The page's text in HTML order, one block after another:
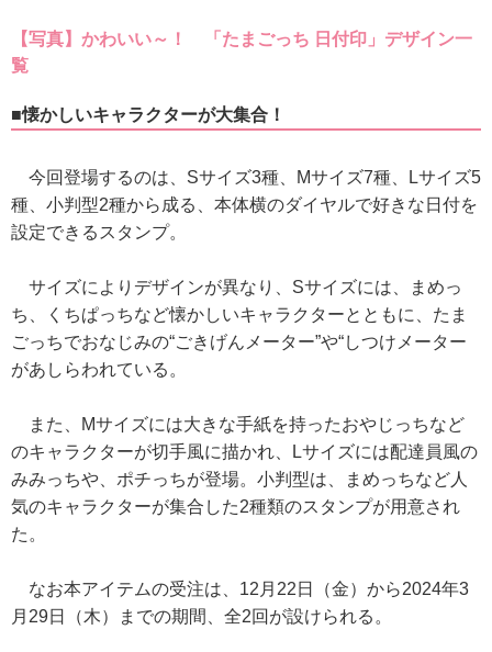
【写真】かわいい～！ 「たまごっち 日付印」デザイン一
覧
■懐かしいキャラクターが大集合！
今回登場するのは、Sサイズ3種、Mサイズ7種、Lサイズ5
種、小判型2種から成る、本体横のダイヤルで好きな日付を
設定できるスタンプ。
サイズによりデザインが異なり、Sサイズには、まめっ
ち、くちぱっちなど懐かしいキャラクターとともに、たま
ごっちでおなじみの“ごきげんメーター”や“しつけメーター
があしらわれている。
また、Mサイズには大きな手紙を持ったおやじっちなど
のキャラクターが切手風に描かれ、Lサイズには配達員風の
みみっちや、ポチっちが登場。小判型は、まめっちなど人
気のキャラクターが集合した2種類のスタンプが用意され
た。
なお本アイテムの受注は、12月22日（金）から2024年3
月29日（木）までの期間、全2回が設けられる。